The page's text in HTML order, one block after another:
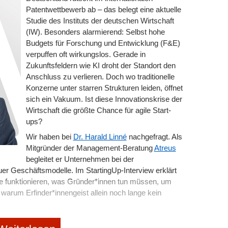
den nicht besteuerten Vorteil im
§ 42e EStG bei Einräumung der Anteile zu
dann für die Bewertung des zu besteuernden
Bezug genommen.
besteht damit auch bei Anwendung des § 19a
Steuerrisiko zu einem Zeitpunkt realisiert, in dem
erzielt hat. Auch wird die Steuerlast nicht abhängig
Anteile reduziert, sondern lediglich auf einen
aktuell anderweitig über die
auch Growth Shares gelöst. Hierbei handelt es sich
mit Stimmrechten etc.), deren Wert im Ergebnis im
Erlösverteilung als negativer Rechnungsposten
Deren Anerkennung durch die
sämtliche Erlöse, also Liquidations-, Gewinn- und
der Einräumung wird so der Wert der Anteile und
neutralisiert.
ist damit die Festlegung eines sog. Hurdle
Patentwettbewerb ab – das belegt eine aktuelle
Studie des Instituts der deutschen Wirtschaft
(IW). Besonders alarmierend: Selbst hohe
Budgets für Forschung und Entwicklung (F&E)
verpuffen oft wirkungslos. Gerade in
Zukunftsfeldern wie KI droht der Standort den
Anschluss zu verlieren. Doch wo traditionelle
Konzerne unter starren Strukturen leiden, öffnet
sich ein Vakuum. Ist diese Innovationskrise der
Wirtschaft die größte Chance für agile Start-
ups?
Wir haben bei Dr. Harald Linnénachgefragt. Als
Mitgründer der Management-BeratungAtreus
begleitet er Unternehmen bei der
Geschäftsmodelle. Im StartingUp-Interview erklärt
funktionieren, was Gründer*innen tun müssen, um
Erfinder*innengeist allein noch lange kein